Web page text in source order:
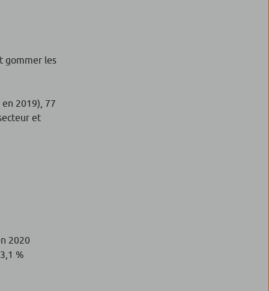
gommer les
2019), 77
et
2020
%